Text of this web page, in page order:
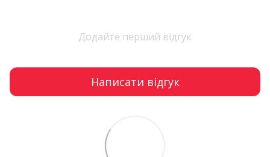
Додайте перший відгук
Написати відгук